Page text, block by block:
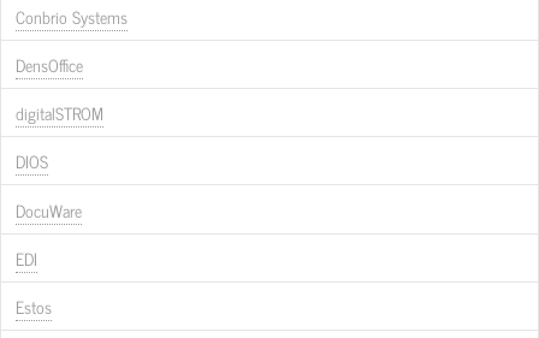
Conbrio Systems
DensOffice
digitalSTROM
DIOS
DocuWare
EDI
Estos